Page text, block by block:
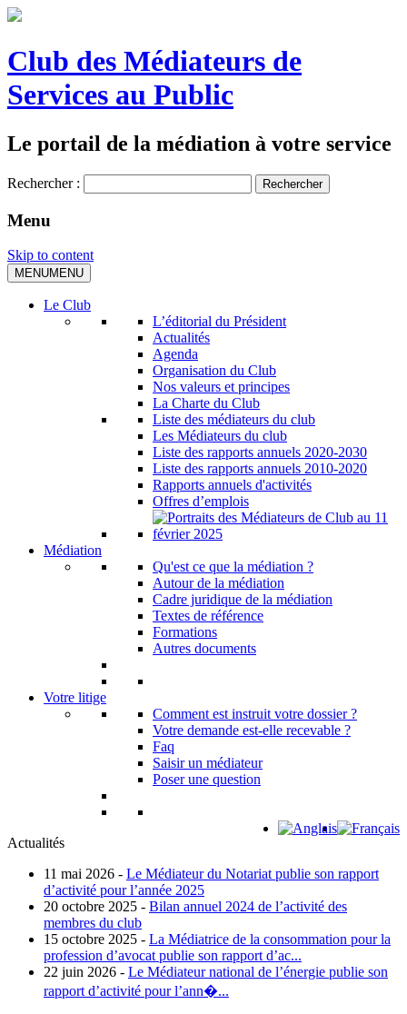
Club des Médiateurs de
Services au Public
Le portail de la médiation à votre service
Rechercher :
Menu
Skip to content
MENUMENU
Le Club
L’éditorial du Président
Actualités
Agenda
Organisation du Club
Nos valeurs et principes
La Charte du Club
Liste des médiateurs du club
Les Médiateurs du club
Liste des rapports annuels 2020-2030
Liste des rapports annuels 2010-2020
Rapports annuels d'activités
Offres d’emplois
Médiation
Qu'est ce que la médiation ?
Autour de la médiation
Cadre juridique de la médiation
Textes de référence
Formations
Autres documents
Votre litige
Comment est instruit votre dossier ?
Votre demande est-elle recevable ?
Faq
Saisir un médiateur
Poser une question
Actualités
11 mai 2026 - Le Médiateur du Notariat publie son rapport
d’activité pour l’année 2025
20 octobre 2025 - Bilan annuel 2024 de l’activité des
membres du club
15 octobre 2025 - La Médiatrice de la consommation pour la
profession d’avocat publie son rapport d’ac...
22 juin 2026 - Le Médiateur national de l’énergie publie son
rapport d’activité pour l’ann�...